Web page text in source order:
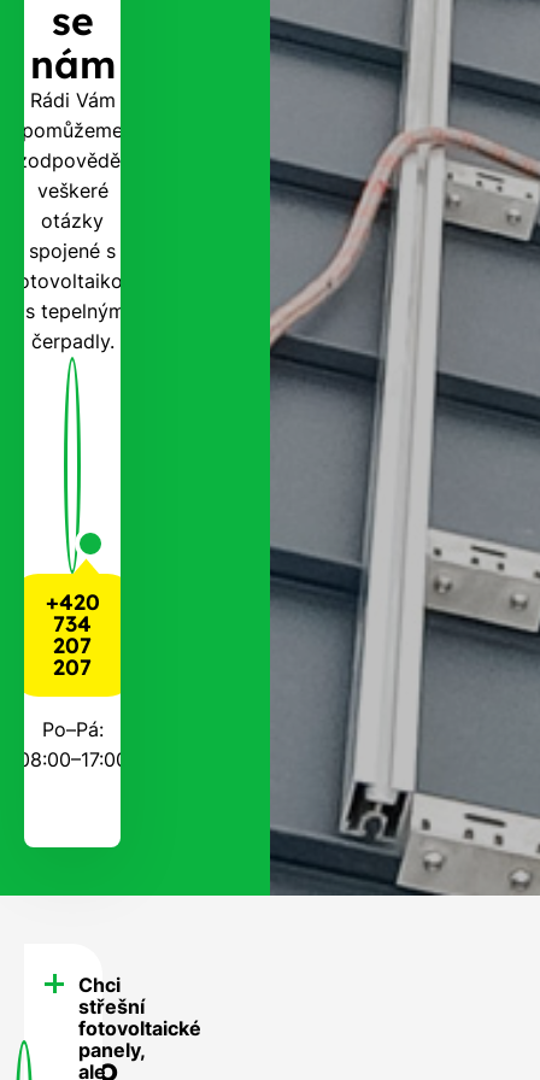
se
nám
Rádi Vám
pomůžeme
zodpovědět
veškeré
otázky
spojené s
fotovoltaikou
i s tepelnými
čerpadly.
+420
734
207
207
Po–Pá:
08:00–17:00
FAQ
-
Často
Chci
střešní
fotovoltaické
panely,
ale